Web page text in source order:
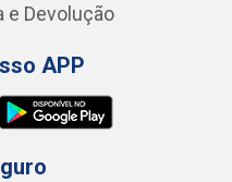
e Devolução
APP